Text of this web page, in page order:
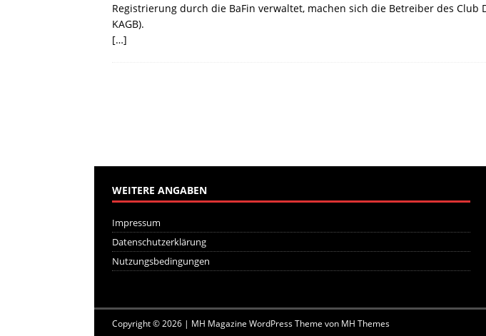
Registrierung durch die BaFin verwaltet, machen sich die Betreiber des Club
KAGB).
[…]
WEITERE ANGABEN
Impressum
Datenschutzerklärung
Nutzungsbedingungen
Copyright © 2026 | MH Magazine WordPress Theme von MH Themes